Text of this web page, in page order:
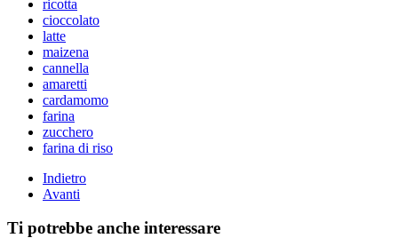
ricotta
cioccolato
latte
maizena
cannella
amaretti
cardamomo
farina
zucchero
farina di riso
Indietro
Avanti
Ti potrebbe anche interessare